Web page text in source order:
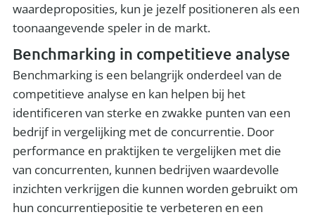
waardeproposities, kun je jezelf positioneren als een
toonaangevende speler in de markt.
Benchmarking in competitieve analyse
Benchmarking is een belangrijk onderdeel van de
competitieve analyse en kan helpen bij het
identificeren van sterke en zwakke punten van een
bedrijf in vergelijking met de concurrentie. Door
performance en praktijken te vergelijken met die
van concurrenten, kunnen bedrijven waardevolle
inzichten verkrijgen die kunnen worden gebruikt om
hun concurrentiepositie te verbeteren en een